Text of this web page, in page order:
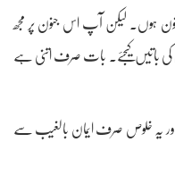
ہوں۔ لیکن آپ اس جنون پر مجھ
باتیں کیجئے۔ بات صرف اتنی ہے
یہ خلوص صرف ایمان بالغیب سے